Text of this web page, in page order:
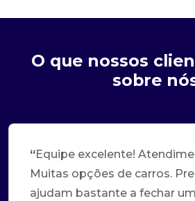
O que nossos
sobre
“Equipe excelente!
Muitas opções de carros.
ajudam bastante a fechar